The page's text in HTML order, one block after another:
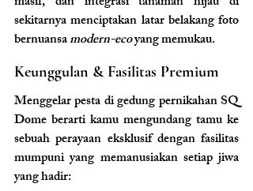
sekitarnya menciptakan latar belakang foto
bernuansa modern-eco yang memukau.
Keunggulan & Fasilitas Premium
Menggelar pesta di gedung pernikahan SQ
Dome berarti kamu mengundang tamu ke
sebuah perayaan eksklusif dengan fasilitas
mumpuni yang memanusiakan setiap jiwa
yang hadir: